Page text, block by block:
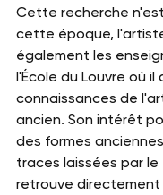
Cette recherche
cette époque,
également les
l'École du Louvre où
connaissances de
ancien. Son intérêt
des formes
traces laissées par le
retrouve